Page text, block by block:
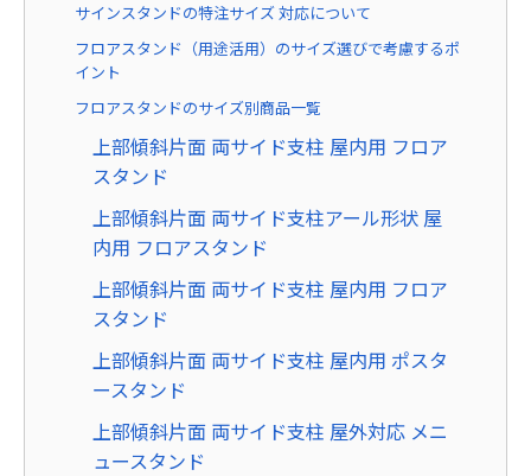
サインスタンドの特注サイズ 対応について
フロアスタンド（用途活用）のサイズ選びで考慮するポ
イント
フロアスタンドのサイズ別商品一覧
上部傾斜片面 両サイド支柱 屋内用 フロア
スタンド
上部傾斜片面 両サイド支柱アール形状 屋
内用 フロアスタンド
上部傾斜片面 両サイド支柱 屋内用 フロア
スタンド
上部傾斜片面 両サイド支柱 屋内用 ポスタ
ースタンド
上部傾斜片面 両サイド支柱 屋外対応 メニ
ュースタンド